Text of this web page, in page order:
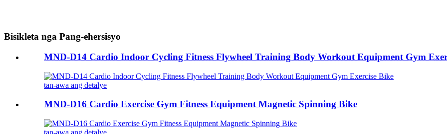
Bisikleta nga Pang-ehersisyo
MND-D14 Cardio Indoor Cycling Fitness Flywheel Training Body Workout Equipment Gym
tan-awa ang detalye
MND-D16 Cardio Exercise Gym Fitness Equipment Magnetic Spinning Bike